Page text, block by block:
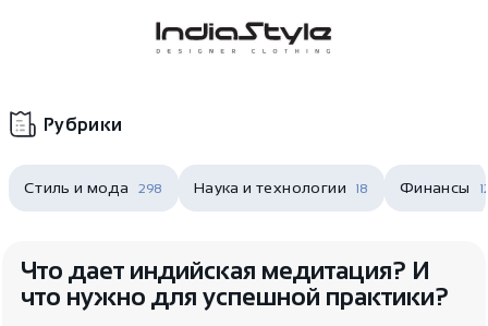
Корзина
В корзиненеттоваров
Рубрики
Стиль и мода 298 Наука и технологии 18 Финансы
Что дает индийская медитация? И
что нужно для успешной практики?